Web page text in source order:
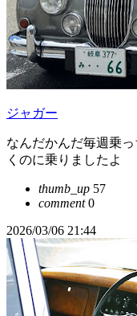
ジャガー
なんだかんだ毎週乗
くのに乗りましたよ
thumb_up 57
comment0
2026/03/06 21:44